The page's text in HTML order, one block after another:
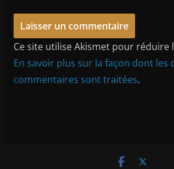
Ce site utilise Akismet pour réduire
En savoir plus sur la façon dont les
commentaires sont traitées.